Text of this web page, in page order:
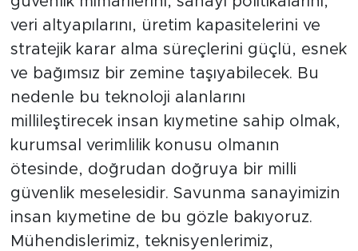
veri altyapılarını, üretim kapasitelerini ve
stratejik karar alma süreçlerini güçlü, esnek
ve bağımsız bir zemine taşıyabilecek. Bu
nedenle bu teknoloji alanlarını
millileştirecek insan kıymetine sahip olmak,
kurumsal verimlilik konusu olmanın
ötesinde, doğrudan doğruya bir milli
güvenlik meselesidir. Savunma sanayimizin
insan kıymetine de bu gözle bakıyoruz.
Mühendislerimiz, teknisyenlerimiz,